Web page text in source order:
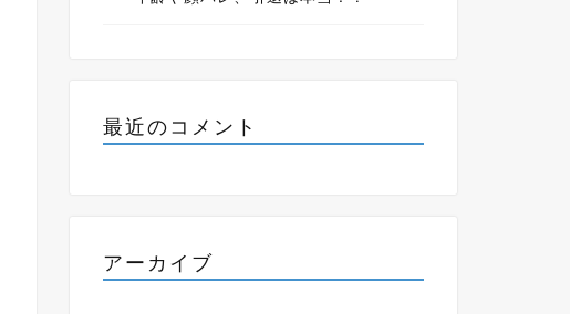
最近のコメント
アーカイブ